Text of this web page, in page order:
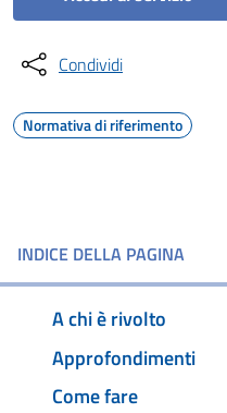
Condividi
Normativa di riferimento
INDICE DELLA PAGINA
A chi è rivolto
Approfondimenti
Come fare